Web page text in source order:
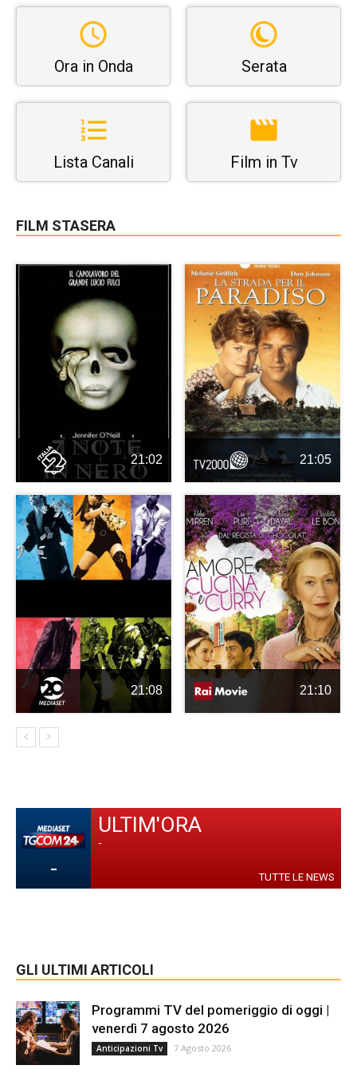
Ora in Onda Serata
Lista Canali Film in Tv
FILM STASERA
21:02 21:05
21:08 21:10
-
ULTIM'ORA
-
TUTTE LE NEWS
GLI ULTIMI ARTICOLI
Programmi TV del pomeriggio di oggi |
venerdì 7 agosto 2026
Anticipazioni Tv 7 Agosto 2026